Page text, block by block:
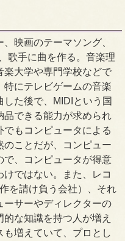
映画のテーマソング、
歌手に曲を作る。音楽理
楽大学や専門学校などで
にテレビゲームの音楽
た後で、MIDIという国
品できる能力が求められ
もコンピュータによる
ことだが、コンピュー
で、コンピュータが得意
ではない。また、レコ
を請け負う会社）、それ
ーサーやディレクターの
な知識を持つ人が増え
増えていて、プロとし